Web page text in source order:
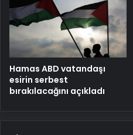
Hamas ABD vatandaşı
esirin serbest
bırakılacağını açıkladı